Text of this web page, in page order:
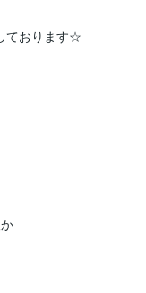
ております☆